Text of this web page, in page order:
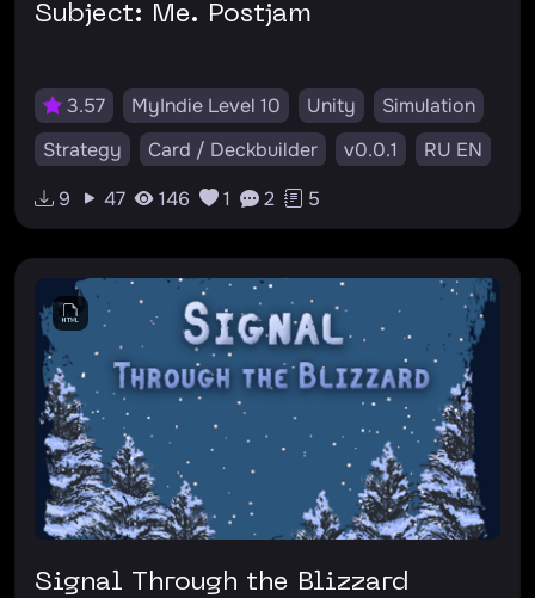
Subject: Me. Postjam
3.57 MyIndie Level 10 Unity
Simulation
Strategy
Card / Deckbuilder v0.0.1
RU EN
#survival
#narrative
9 47 146 1 2 5
Signal Through the Blizzard